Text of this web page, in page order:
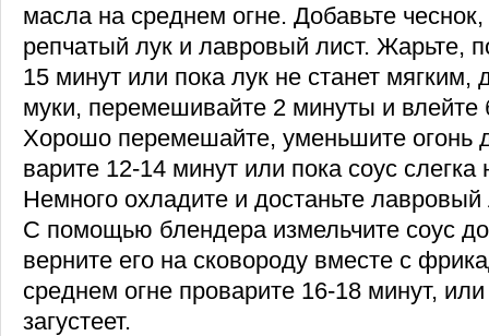
масла на среднем огне. Добавьте
репчатый лук и лавровый лист. Жарьте,
15 минут или пока лук не станет мягким,
муки, перемешивайте 2 минуты и влейте
Хорошо перемешайте, уменьшите огонь
варите 12-14 минут или пока соус слегка
Немного охладите и достаньте лавровый
С помощью блендера измельчите соус
верните его на сковороду вместе с
среднем огне проварите 16-18 минут,
загустеет.